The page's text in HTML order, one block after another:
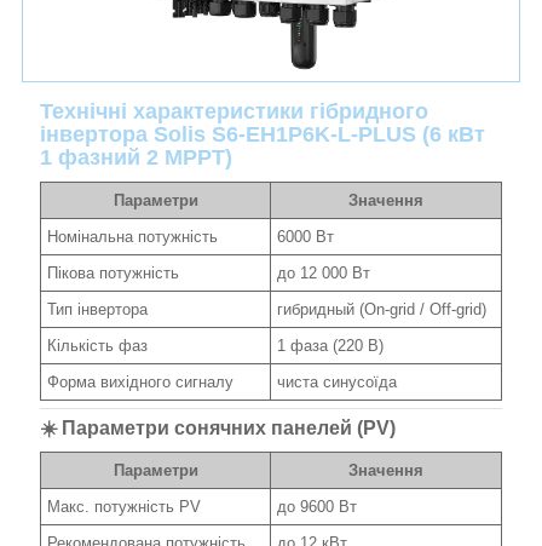
Технічні характеристики гібридного
інвертора Solis S6-EH1P6K-L-PLUS (6 кВт
1 фазний 2 MPPT)
Параметри
Значення
Номінальна потужність
6000 Вт
Пікова потужність
до 12 000 Вт
Тип інвертора
гибридный (On-grid / Off-grid)
Кількість фаз
1 фаза (220 В)
Форма вихідного сигналу
чиста синусоїда
☀️ Параметри сонячних панелей (PV)
Параметри
Значення
Макс. потужність PV
до 9600 Вт